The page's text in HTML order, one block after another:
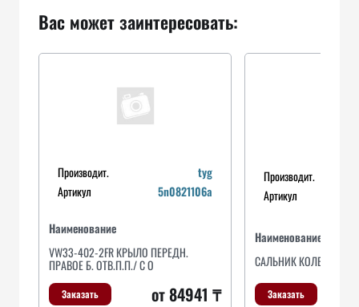
Вас может заинтересовать:
Производит.
tyg
Артикул
5n0821106a
Наименование
VW33-402-2FR КРЫЛО ПЕРЕДН.
ПРАВОЕ Б. ОТВ.П.П./ С О
Заказать от 84941 ₸
Производит.
Артикул
Наименование
САЛЬНИК КОЛЕНВАЛА
Заказать